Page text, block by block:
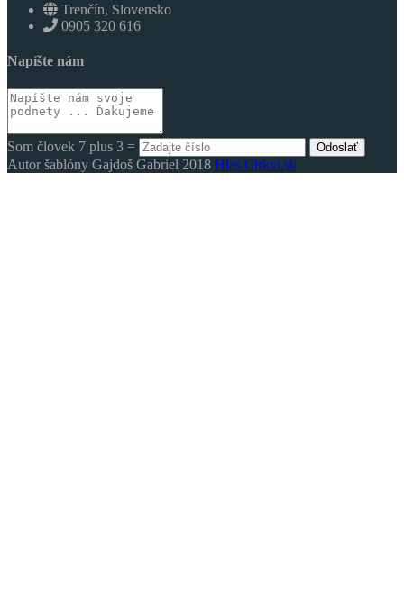
Trenčín, Slovensko
0905 320 616
Napíšte nám
Som človek 7 plus 3 = Odoslať
Autor šablóny Gajdoš Gabriel 2018 Hlas Cirkvi.sk